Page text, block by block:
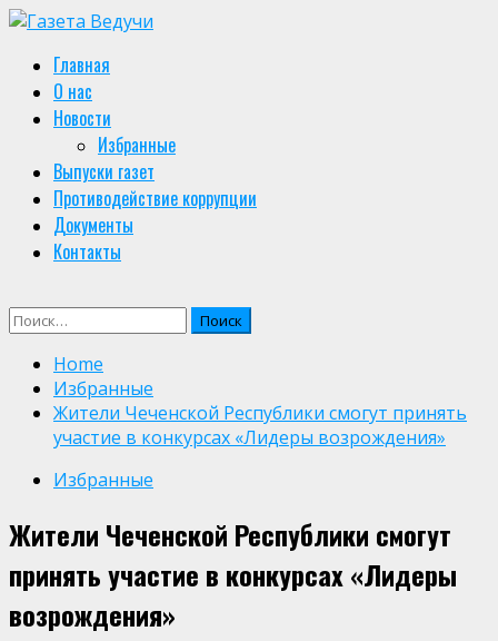
Skip
content
Primary
Menu
Главная
О нас
Новости
Избранные
Выпуски газет
Противодействие коррупции
Документы
Контакты
Найти:
Home
Избранные
Жители Чеченской Республики смогут принять
участие в конкурсах «Лидеры возрождения»
Избранные
Жители Чеченской Республики смогут
принять участие в конкурсах «Лидеры
возрождения»